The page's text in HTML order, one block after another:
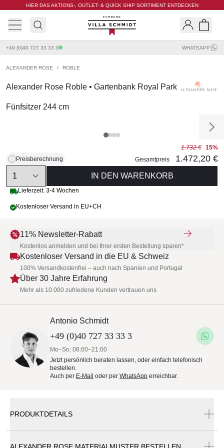
HIER DAS AKTIONS-, OUTLET- & QUICK SHIP SORTIMENT ENTDECKEN
Villa Schmidt
+49 (0)40 727 33 33 3 WHATSAPP
ALEXANDER ROSE / ROBLE
Alexander Rose Roble • Gartenbank Royal Park
Fünfsitzer 244 cm
Preisberechnung
1.732 € 15%
Gesamtpreis
1.472,20 €
Quantity
IN DEN WARENKORB
Lieferzeit: 3-4 Wochen
Kostenloser Versand in EU+CH
11% Newsletter-Rabatt
Kostenlos anmelden und bei Ihrer ersten Bestellung sparen*
Kostenloser Versand in die EU & Schweiz
100% Versandkostenfrei – auch nach Spanien und Portugal
Über 30 Jahre Erfahrung
Mehr als 10.000 zufriedene Kunden vertrauen uns
Antonio Schmidt
+49 (0)40 727 33 33 3
Mo–So: 08:00–21:00
Jetzt persönlich beraten lassen, oder einfach telefonisch
bestellen.
Auch per E-Mail oder per WhatsApp erreichbar.
PRODUKTDETAILS
ALEXANDER ROSE MATERIALMUSTER BESTELLEN